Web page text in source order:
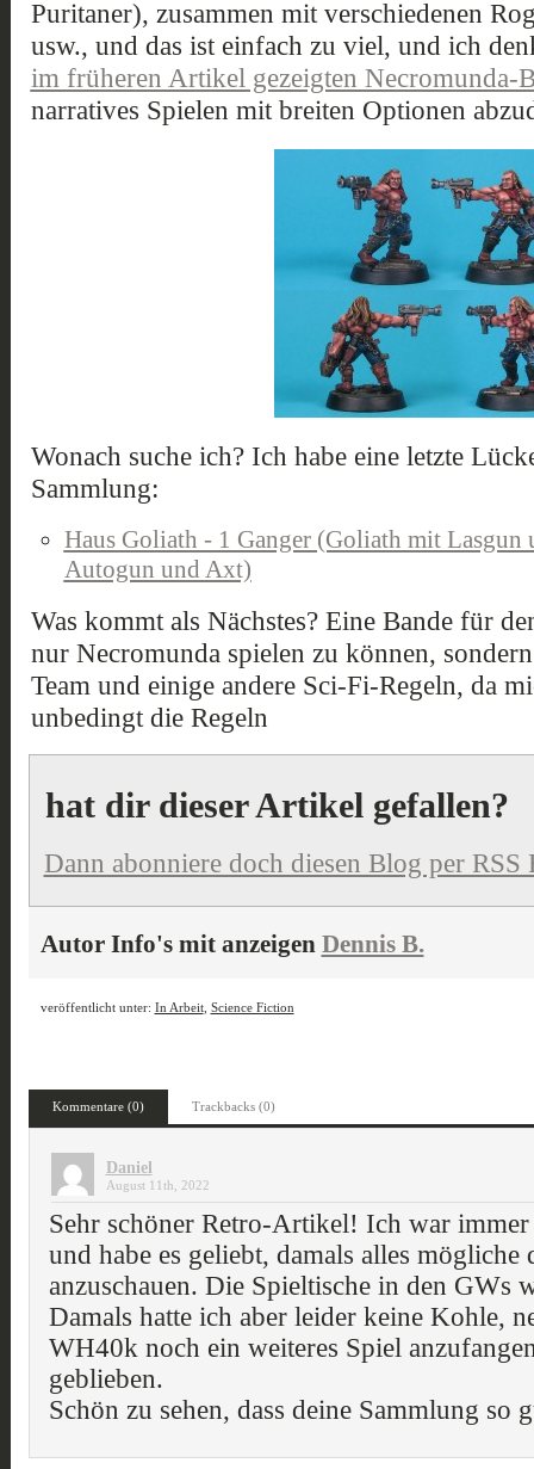
Puritaner), zusammen mit verschiedenen
usw., und das ist einfach zu viel, und ich
im früheren Artikel gezeigten Necromunda-
narratives Spielen mit breiten Optionen
Wonach suche ich? Ich habe eine letzte
Sammlung:
Haus Goliath - 1 Ganger (Goliath mit
Autogun und Axt)
Was kommt als Nächstes? Eine Bande für
nur Necromunda spielen zu können,
Team und einige andere Sci-Fi-Regeln, da
unbedingt die Regeln
hat dir dieser Artikel gefallen?
Dann abonniere doch diesen Blog per RSS
Autor Info's mit anzeigen Dennis B.
veröffentlicht unter: In Arbeit, Science Fiction
Kommentare (0) Trackbacks (0)
Daniel
August 11th, 2022
Sehr schöner Retro-Artikel! Ich war
und habe es geliebt, damals alles
anzuschauen. Die Spieltische in den GWs
Damals hatte ich aber leider keine Kohle,
WH40k noch ein weiteres Spiel
geblieben.
Schön zu sehen, dass deine Sammlung so